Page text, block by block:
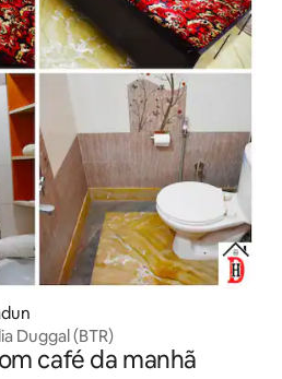
Duggal (BTR)
café da manhã